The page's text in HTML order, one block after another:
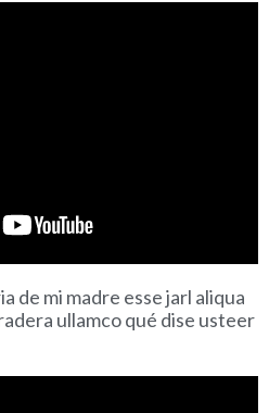
de mi madre esse jarl aliqua
ullamco qué dise usteer